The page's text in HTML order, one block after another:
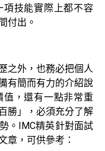
項技能實際上都不容
付出。
之外，也務必把個人
有簡而有力的介紹說
值，還有一點非常重
勝」，必須充分了解
。IMC精英針對面試
章，可供參考：